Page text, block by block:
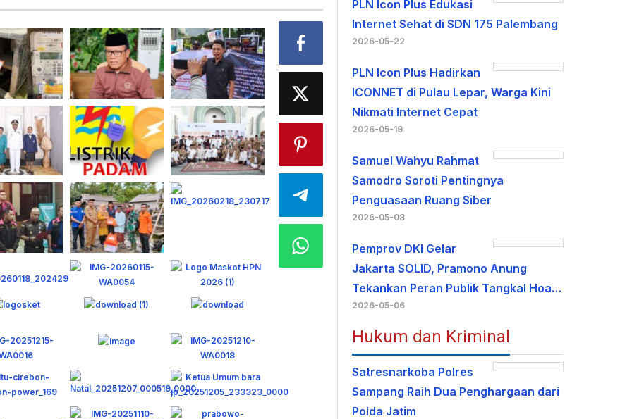
PLN Icon Plus Edukasi
Internet Sehat di SDN 175 Palembang
2026-05-22
PLN Icon Plus Hadirkan
ICONNET di Pulau Lepar, Warga Kini
Nikmati Internet Cepat
2026-05-19
Samuel Wahyu Rahmat
Samodro Soroti Pentingnya
Penguasaan Ruang Siber
2026-05-08
Pemprov DKI Gelar
Jakarta SOLID, Pramono Anung
Tekankan Peran Publik Tangkal Hoa…
2026-05-06
Hukum dan Kriminal
Satresnarkoba Polres
Sampang Raih Dua Penghargaan dari
Polda Jatim